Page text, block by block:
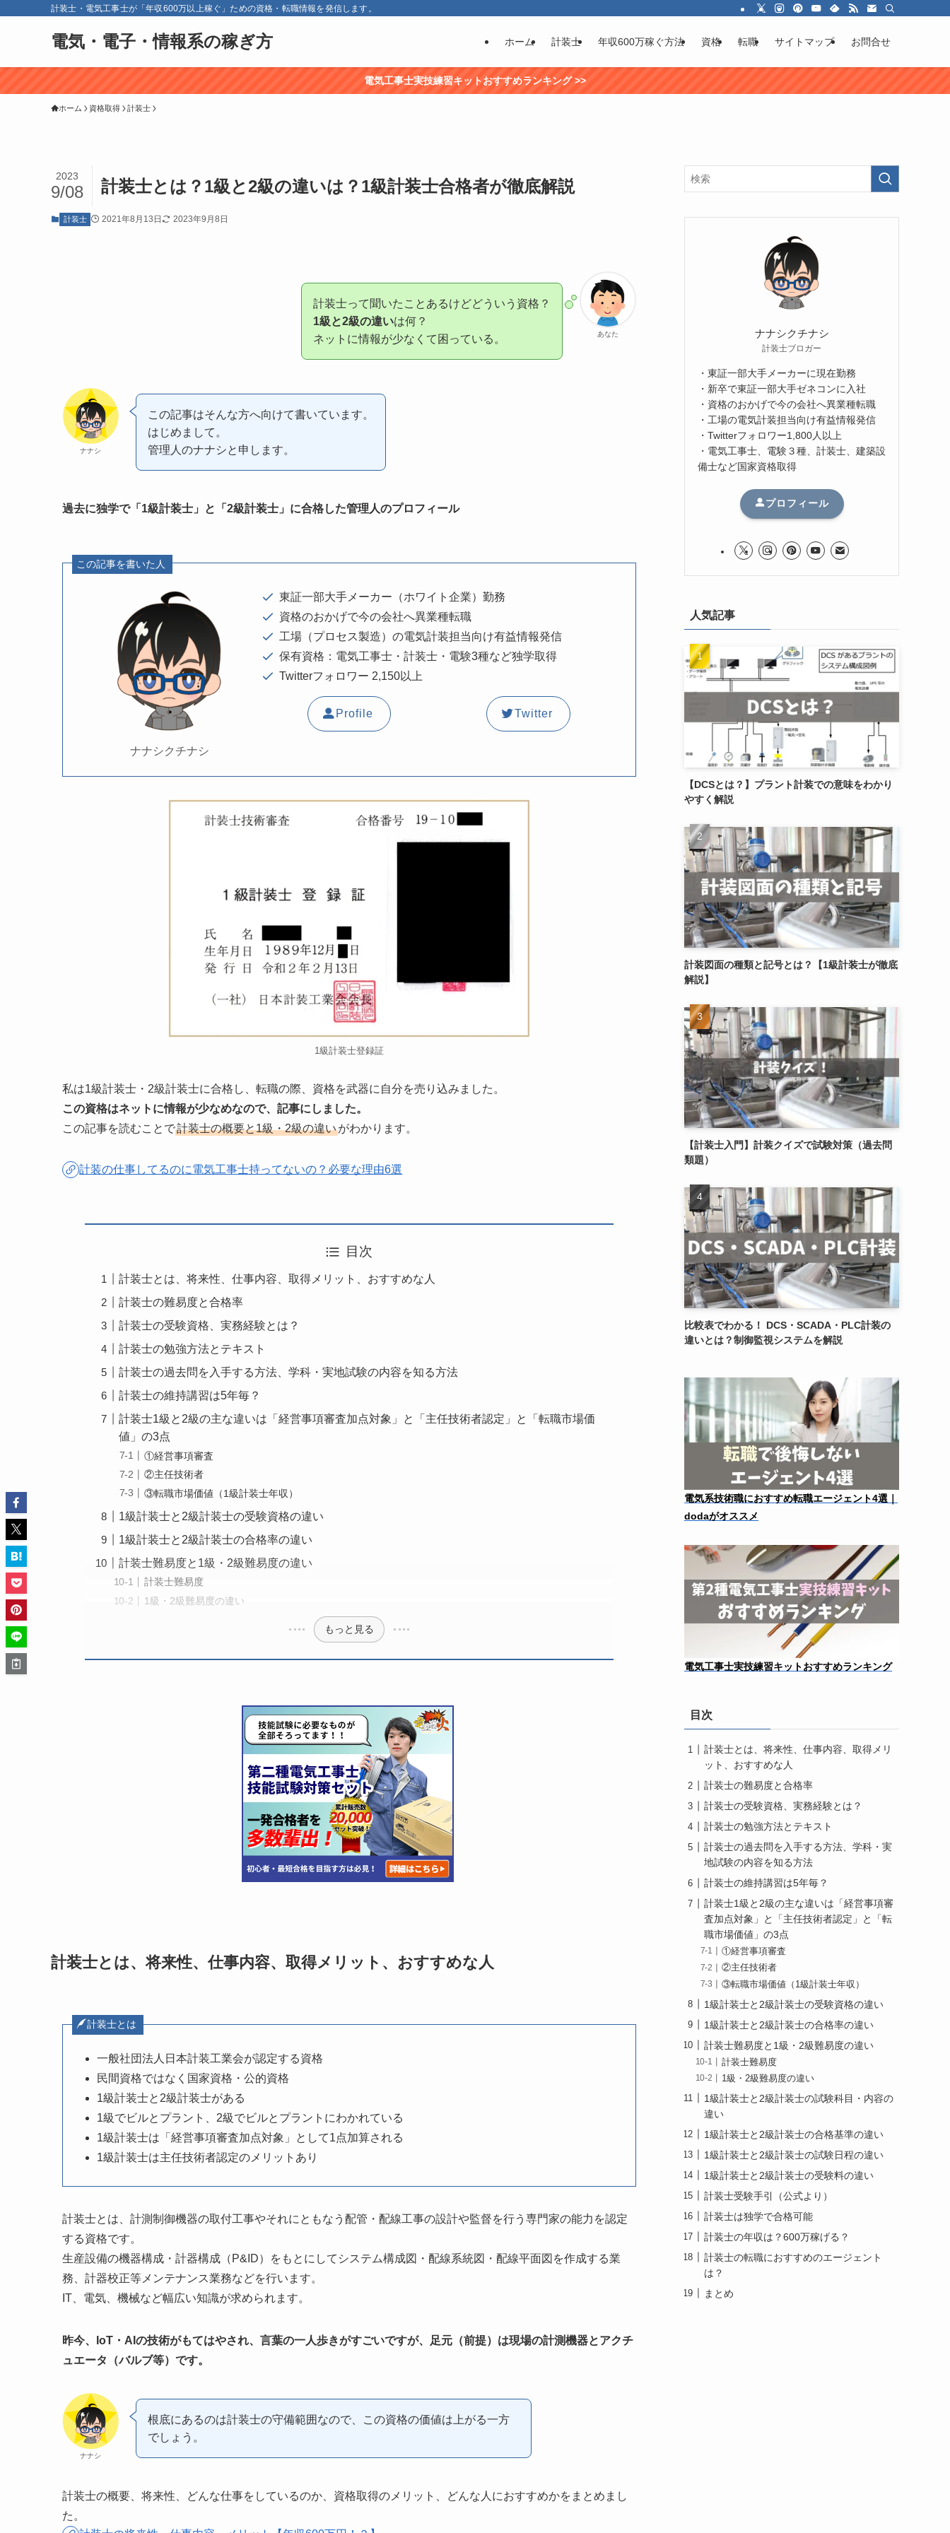
計装士・電気工事士が「年収600万以上稼ぐ」ための資格・転職情報を発信します。
電気・電子・情報系の稼ぎ方 ホーム 計装士 年収600万稼ぐ方法 資格 転職 サイトマップ お問合せ
電気工事士実技練習キットおすすめランキング >>
ホーム 資格取得 計装士
計装士とは？1級と2級の違いは？1級計装士合格者が徹底解説
2023
9/08
計装士 2021年8月13日 2023年9月8日
あなた
計装士って聞いたことあるけどどういう資格？
1級と2級の違いは何？
ネットに情報が少なくて困っている。
ナナシ
この記事はそんな方へ向けて書いています。
はじめまして。
管理人のナナシと申します。
過去に独学で「1級計装士」と「2級計装士」に合格した管理人のプロフィール
この記事を書いた人
ナナシクチナシ
東証一部大手メーカー（ホワイト企業）勤務
資格のおかげで今の会社へ異業種転職
工場（プロセス製造）の電気計装担当向け有益情報発信
保有資格：電気工事士・計装士・電験3種など独学取得
Twitterフォロワー 2,150以上
Profile Twitter
1級計装士登録証
私は1級計装士・2級計装士に合格し、転職の際、資格を武器に自分を売り込みました。
この資格はネットに情報が少なめなので、記事にしました。
この記事を読むことで計装士の概要と1級・2級の違いがわかります。
計装の仕事してるのに電気工事士持ってないの？必要な理由6選
目次
計装士とは、将来性、仕事内容、取得メリット、おすすめな人
計装士の難易度と合格率
計装士の受験資格、実務経験とは？
計装士の勉強方法とテキスト
計装士の過去問を入手する方法、学科・実地試験の内容を知る方法
計装士の維持講習は5年毎？
計装士1級と2級の主な違いは「経営事項審査加点対象」と「主任技術者認定」と「転職市場価
値」の3点
①経営事項審査
②主任技術者
③転職市場価値（1級計装士年収）
1級計装士と2級計装士の受験資格の違い
1級計装士と2級計装士の合格率の違い
計装士難易度と1級・2級難易度の違い
計装士難易度
1級・2級難易度の違い
もっと見る
計装士とは、将来性、仕事内容、取得メリット、おすすめな人
計装士とは
一般社団法人日本計装工業会が認定する資格
民間資格ではなく国家資格・公的資格
1級計装士と2級計装士がある
1級でビルとプラント、2級でビルとプラントにわかれている
1級計装士は「経営事項審査加点対象」として1点加算される
1級計装士は主任技術者認定のメリットあり
計装士とは、計測制御機器の取付工事やそれにともなう配管・配線工事の設計や監督を行う専門家の能力を認定
する資格です。
生産設備の機器構成・計器構成（P&ID）をもとにしてシステム構成図・配線系統図・配線平面図を作成する業
務、計器校正等メンテナンス業務などを行います。
IT、電気、機械など幅広い知識が求められます。
昨今、IoT・AIの技術がもてはやされ、言葉の一人歩きがすごいですが、足元（前提）は現場の計測機器とアクチ
ュエータ（バルブ等）です。
ナナシ
根底にあるのは計装士の守備範囲なので、この資格の価値は上がる一方
でしょう。
計装士の概要、将来性、どんな仕事をしているのか、資格取得のメリット、どんな人におすすめかをまとめまし
た。
ナナシクチナシ
計装士ブロガー
・東証一部大手メーカーに現在勤務
・新卒で東証一部大手ゼネコンに入社
・資格のおかげで今の会社へ異業種転職
・工場の電気計装担当向け有益情報発信
・Twitterフォロワー1,800人以上
・電気工事士、電験３種、計装士、建築設
備士など国家資格取得
プロフィール
人気記事
【DCSとは？】プラント計装での意味をわかり
やすく解説
計装図面の種類と記号とは？【1級計装士が徹底
解説】
【計装士入門】計装クイズで試験対策（過去問
類題）
比較表でわかる！ DCS・SCADA・PLC計装の
違いとは？制御監視システムを解説
電気系技術職におすすめ転職エージェント4選｜
dodaがオススメ
電気工事士実技練習キットおすすめランキング
目次
計装士とは、将来性、仕事内容、取得メリ
ット、おすすめな人
計装士の難易度と合格率
計装士の受験資格、実務経験とは？
計装士の勉強方法とテキスト
計装士の過去問を入手する方法、学科・実
地試験の内容を知る方法
計装士の維持講習は5年毎？
計装士1級と2級の主な違いは「経営事項審
査加点対象」と「主任技術者認定」と「転
職市場価値」の3点
①経営事項審査
②主任技術者
③転職市場価値（1級計装士年収）
1級計装士と2級計装士の受験資格の違い
1級計装士と2級計装士の合格率の違い
計装士難易度と1級・2級難易度の違い
計装士難易度
1級・2級難易度の違い
1級計装士と2級計装士の試験科目・内容の
違い
1級計装士と2級計装士の合格基準の違い
1級計装士と2級計装士の試験日程の違い
1級計装士と2級計装士の受験料の違い
計装士受験手引（公式より）
計装士は独学で合格可能
計装士の年収は？600万稼げる？
計装士の転職におすすめのエージェント
は？
まとめ